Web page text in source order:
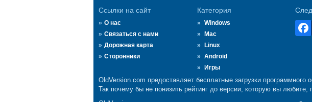
Ссылки на сайт
О нас
Связаться с нами
Дорожная карта
Сторонники
Категория
Windows
Mac
Linux
Android
Игры
OldVersion.com предоставляет бесплатные загрузки
Так почему бы не понизить рейтинг до версии, которую вы любите,